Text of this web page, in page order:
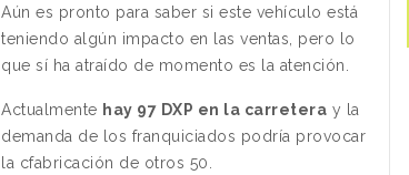
Aún es pronto para saber si este vehículo está
teniendo algún impacto en las ventas, pero lo
que sí ha atraído de momento es la atención.
Actualmente hay 97 DXP en la carretera y la
demanda de los franquiciados podría provocar
la cfabricación de otros 50.